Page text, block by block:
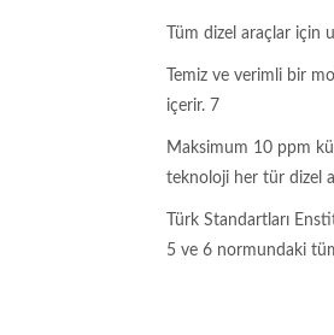
Tüm dizel araçlar için
Temiz ve verimli bir
içerir. 7
Maksimum 10 ppm
teknoloji her tür dizel
Türk Standartları
5 ve 6 normundaki